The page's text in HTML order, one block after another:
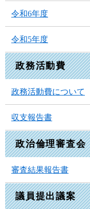
令和6年度
令和5年度
政務活動費
政務活動費について
収支報告書
政治倫理審査会
審査結果報告書
議員提出議案